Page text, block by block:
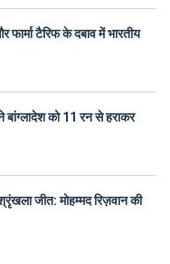
टैरिफ के दबाव में भारतीय
को 11 रन से हराकर
जीत: मोहम्मद रिज़वान की